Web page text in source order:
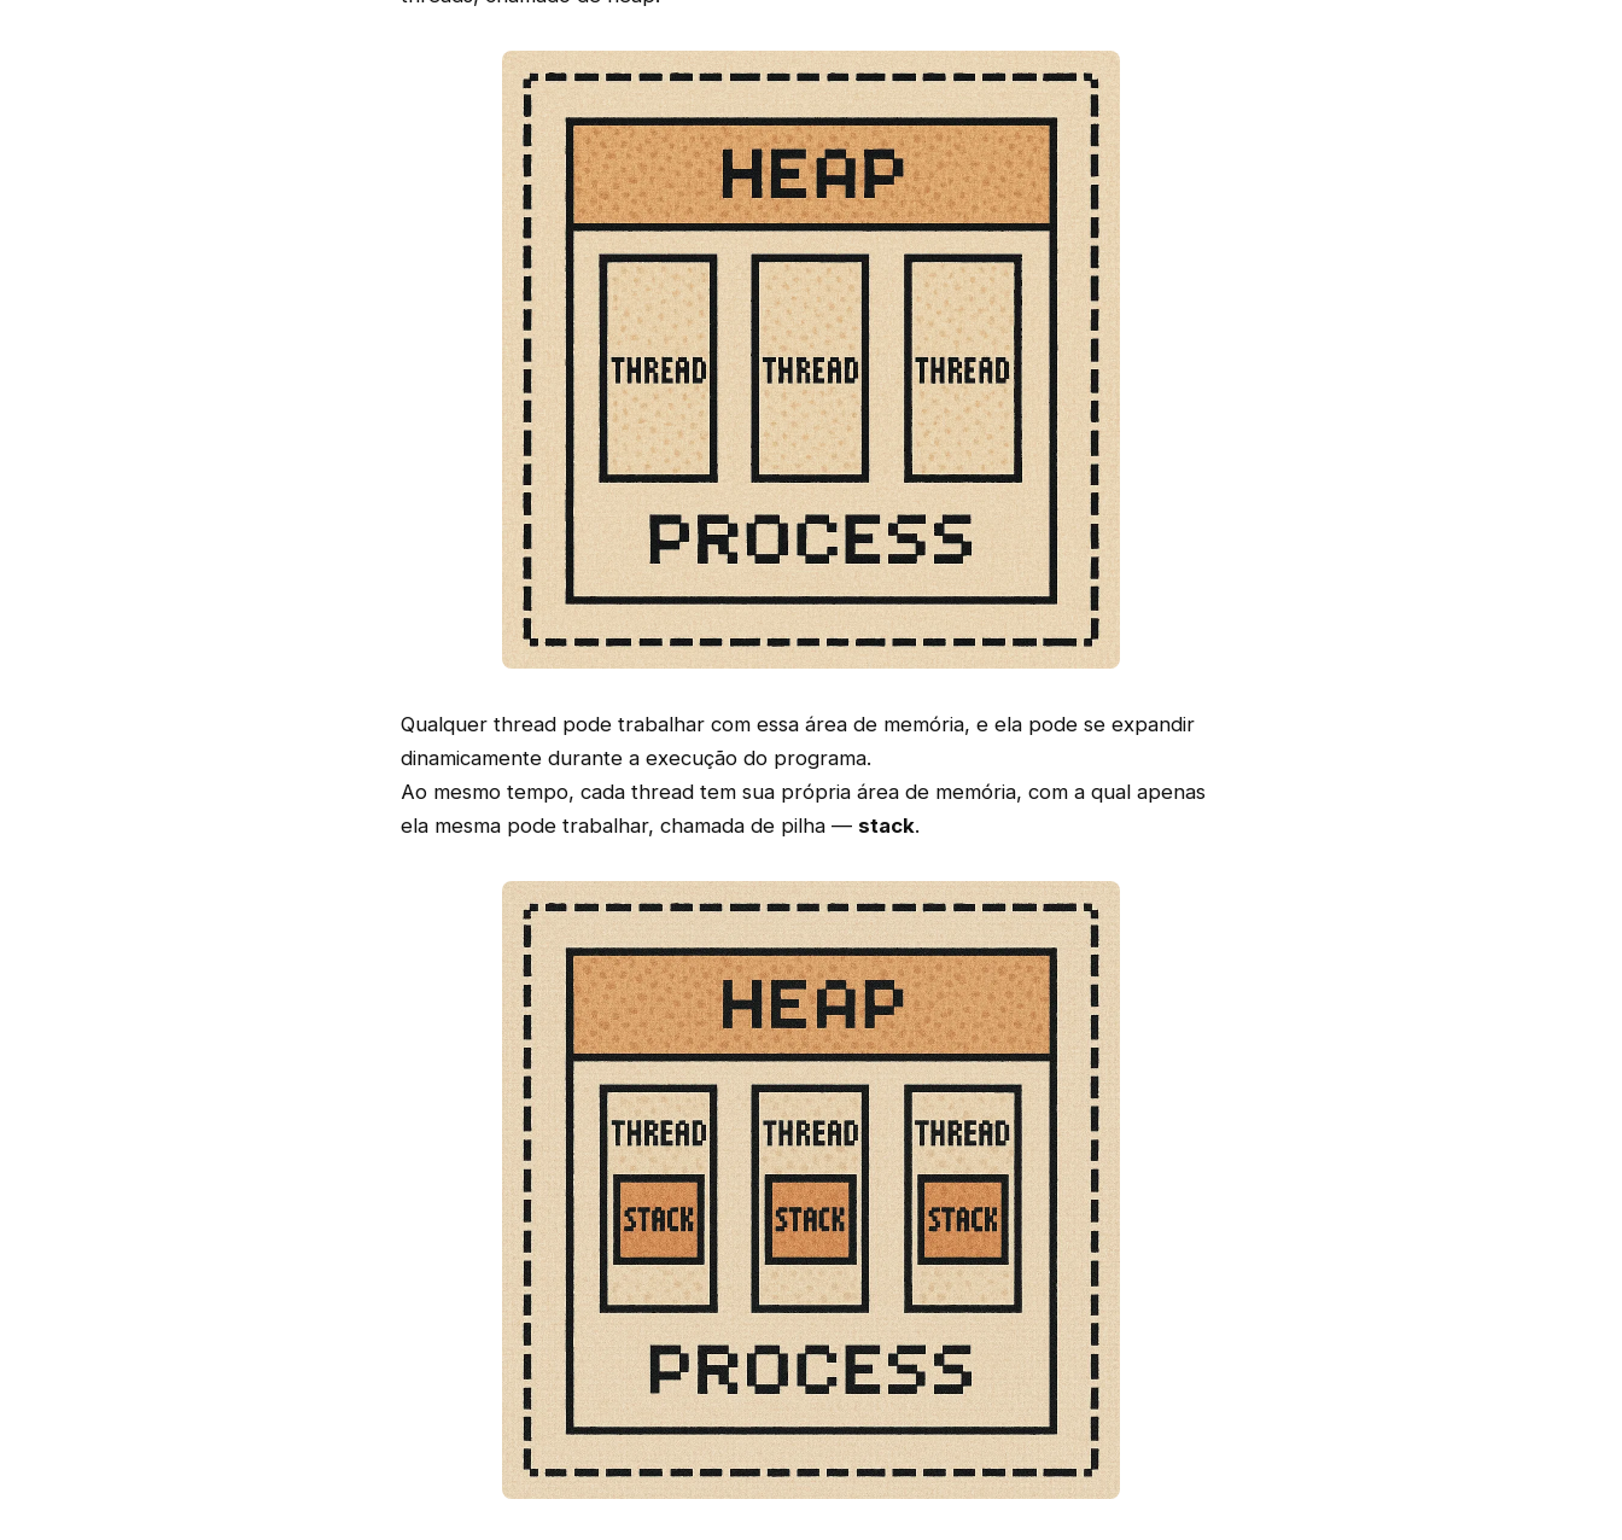
Qualquer thread pode trabalhar com essa área de memória, e ela pode se expandir
dinamicamente durante a execução do programa.
Ao mesmo tempo, cada thread tem sua própria área de memória, com a qual apenas
ela mesma pode trabalhar, chamada de pilha — stack.